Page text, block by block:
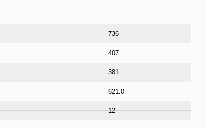
736
407
381
621.0
12